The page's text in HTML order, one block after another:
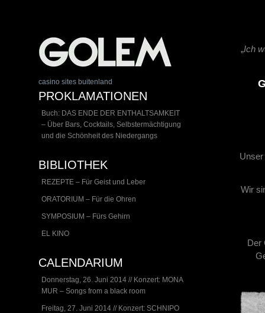
casino sites buitenland
PROKLAMATIONEN
Buch: DAS ENDE DER ENTHALTSAMKEIT
– Über Bars, Cocktails, Selbstermächtigung
und die Schönheit des Niedergangs
BIBLIOTHEK
REZEPTE – Für Geist und Leber
ORATORIUM – Für die Ohren
SYMPOSIUM – Fürs Gehirn
EL KINO
CALENDARIUM
Donnerstag, 26. Juni 2014 // Konzert: MONA
MUR – Songs from a black room
Freitag, 27. Juni 2014 // Konzert: SCHNIPO
„Ich
Wir
Der